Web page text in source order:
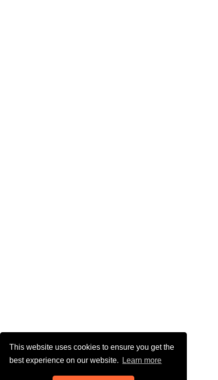
This website uses cookies to ensure you get the
best experience on our website.
Learn more